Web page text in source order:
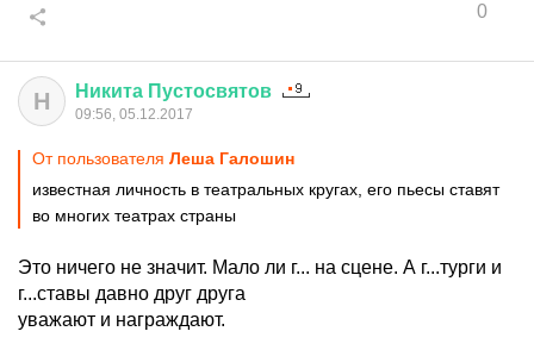
0
Н Никита Пустосвятов
09:56, 05.12.2017
От пользователя Леша Галошин
известная личность в театральных кругах, его пьесы ставят
во многих театрах страны
Это ничего не значит. Мало ли г... на сцене. А г...турги и
г...ставы давно друг друга
уважают и награждают.